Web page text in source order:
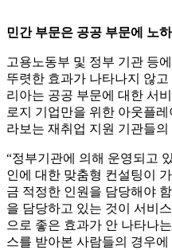
민간 부문은 공공 부문에 노
고용노동부 및 정부 기관 등
뚜렷한 효과가 나타나지 않
리아는 공공 부문에 대한 서
로지 기업만을 위한 아웃플
라보는 재취업 지원 기관들의
“정부기관에 의해 운영되고
인에 대한 맞춤형 컨설팅이
금 적정한 인원을 담당해야
을 담당하고 있는 것이 서비
으로 좋은 효과가 안 나타나
스를 받아본 사람들의 경우